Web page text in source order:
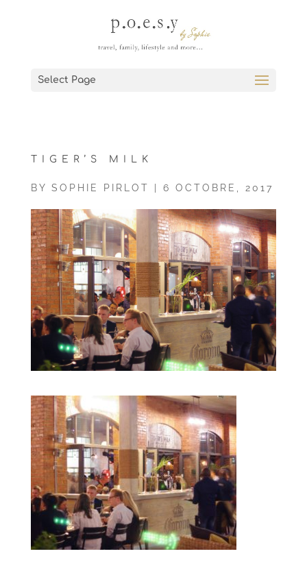
Select Page
TIGER’S MILK
BY SOPHIE PIRLOT 6 OCTOBRE, 2017